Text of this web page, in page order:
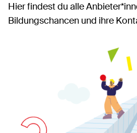
Hier findest du alle
Bildungschancen und ihre